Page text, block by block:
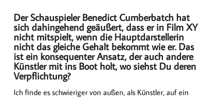
Der Schauspieler Benedict Cumberbatch hat
sich dahingehend geäußert, dass er in Film XY
nicht mitspielt, wenn die Hauptdarstellerin
nicht das gleiche Gehalt bekommt wie er. Das
ist ein konsequenter Ansatz, der auch andere
Künstler mit ins Boot holt, wo siehst Du deren
Verpflichtung?
Ich finde es schwieriger von außen, als Künstler, auf ein